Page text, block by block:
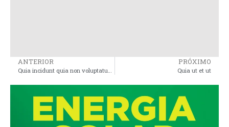
ANTERIOR
Quia incidunt quia non voluptatum odio
PRÓXIMO
Quia ut et ut